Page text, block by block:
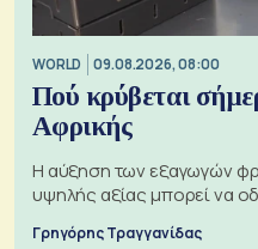
WORLD 09.08.2026, 08:00
Πού κρύβεται
Αφρικής
Η αύξηση των εξαγωγών
υψηλής αξίας μπορεί να
Γρηγόρης Τραγγανίδας